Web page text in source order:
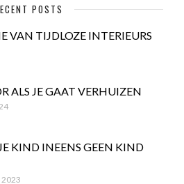
POSTS
VAN TIJDLOZE INTERIEURS
ALS JE GAAT VERHUIZEN
KIND INEENS GEEN KIND
2023